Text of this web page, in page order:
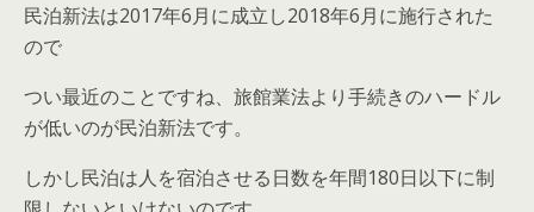
民泊新法は2017年6月に成立し2018年6月に施行された
ので
つい最近のことですね、旅館業法より手続きのハードル
が低いのが民泊新法です。
しかし民泊は人を宿泊させる日数を年間180日以下に制